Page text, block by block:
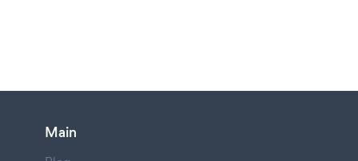
Main